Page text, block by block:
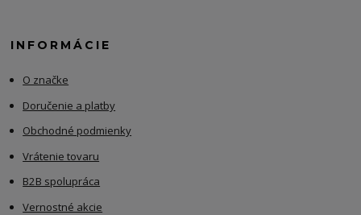
INFORMÁCIE
O značke
Doručenie a platby
Obchodné podmienky
Vrátenie tovaru
B2B spolupráca
Vernostné akcie